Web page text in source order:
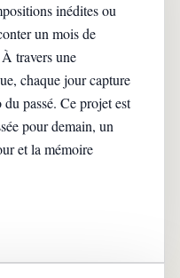
inédites ou
un mois de
travers une
chaque jour capture
passé. Ce projet est
pour demain, un
et la mémoire